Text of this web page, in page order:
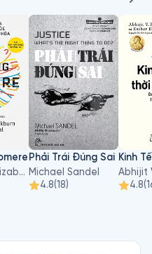
Elissa Epel, Elizabeth Blackburn
Phải Trái Đúng Sai
Michael Sandel
4.8(18) 4.8(